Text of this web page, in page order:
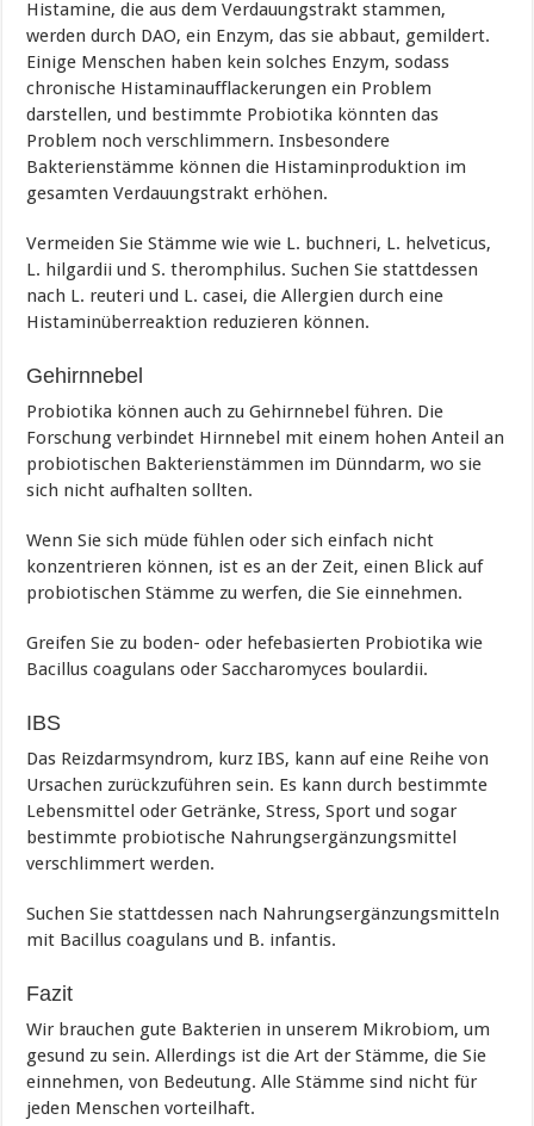
Histamine, die aus dem Verdauungstrakt stammen,
werden durch DAO, ein Enzym, das sie abbaut, gemildert.
Einige Menschen haben kein solches Enzym, sodass
chronische Histaminaufflackerungen ein Problem
darstellen, und bestimmte Probiotika könnten das
Problem noch verschlimmern. Insbesondere
Bakterienstämme können die Histaminproduktion im
gesamten Verdauungstrakt erhöhen.
Vermeiden Sie Stämme wie wie L. buchneri, L. helveticus,
L. hilgardii und S. theromphilus. Suchen Sie stattdessen
nach L. reuteri und L. casei, die Allergien durch eine
Histaminüberreaktion reduzieren können.
Gehirnnebel
Probiotika können auch zu Gehirnnebel führen. Die
Forschung verbindet Hirnnebel mit einem hohen Anteil an
probiotischen Bakterienstämmen im Dünndarm, wo sie
sich nicht aufhalten sollten.
Wenn Sie sich müde fühlen oder sich einfach nicht
konzentrieren können, ist es an der Zeit, einen Blick auf
probiotischen Stämme zu werfen, die Sie einnehmen.
Greifen Sie zu boden- oder hefebasierten Probiotika wie
Bacillus coagulans oder Saccharomyces boulardii.
IBS
Das Reizdarmsyndrom, kurz IBS, kann auf eine Reihe von
Ursachen zurückzuführen sein. Es kann durch bestimmte
Lebensmittel oder Getränke, Stress, Sport und sogar
bestimmte probiotische Nahrungsergänzungsmittel
verschlimmert werden.
Suchen Sie stattdessen nach Nahrungsergänzungsmitteln
mit Bacillus coagulans und B. infantis.
Fazit
Wir brauchen gute Bakterien in unserem Mikrobiom, um
gesund zu sein. Allerdings ist die Art der Stämme, die Sie
einnehmen, von Bedeutung. Alle Stämme sind nicht für
jeden Menschen vorteilhaft.